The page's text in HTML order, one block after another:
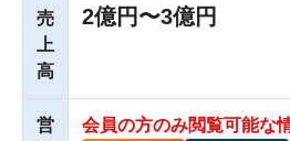
売
上
高
2億円〜3億円
営
会員の方のみ閲覧可能な